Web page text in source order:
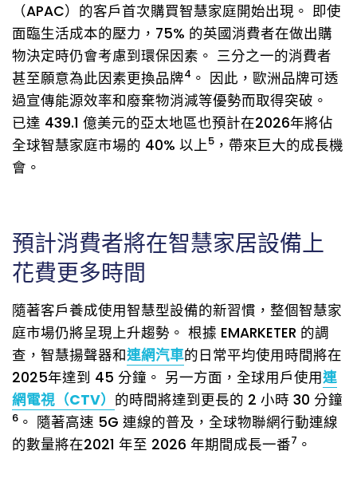
（APAC）的客戶首次購買智慧家庭開始出現。 即使
面臨生活成本的壓力，75% 的英國消費者在做出購
物決定時仍會考慮到環保因素。 三分之一的消費者
甚至願意為此因素更換品牌4 。 因此，歐洲品牌可透
過宣傳能源效率和廢棄物消減等優勢而取得突破。
已達 439.1 億美元的亞太地區也預計在2026年將佔
全球智慧家庭市場的 40% 以上5 ，帶來巨大的成長機
會。
預計消費者將在智慧家居設備上
花費更多時間
隨著客戶養成使用智慧型設備的新習慣，整個智慧家
庭市場仍將呈現上升趨勢。 根據 EMARKETER 的調
查，智慧揚聲器和連網汽車的日常平均使用時間將在
2025年達到 45 分鐘。 另一方面，全球用戶使用連
網電視（CTV） 的時間將達到更長的 2 小時 30 分鐘
6 。 隨著高速 5G 連線的普及，全球物聯網行動連線
的數量將在2021 年至 2026 年期間成長一番7 。